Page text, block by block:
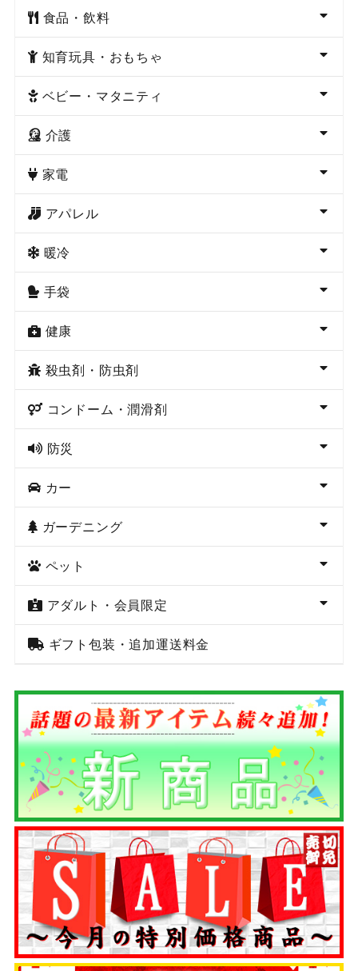
食品・飲料
知育玩具・おもちゃ
ベビー・マタニティ
介護
家電
アパレル
暖冷
手袋
健康
殺虫剤・防虫剤
コンドーム・潤滑剤
防災
カー
ガーデニング
ペット
アダルト・会員限定
ギフト包装・追加運送料金